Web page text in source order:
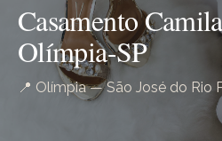
Casamento
Olímpia-SP
📍 Olímpia — São José do Rio